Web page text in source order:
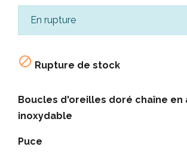
En rupture
 Rupture de stock
Boucles d'oreilles doré chaîne en
inoxydable
Puce